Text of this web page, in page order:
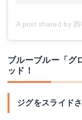
A post shared by
ブルーブルー「グ
ッド！
ジグをスライド